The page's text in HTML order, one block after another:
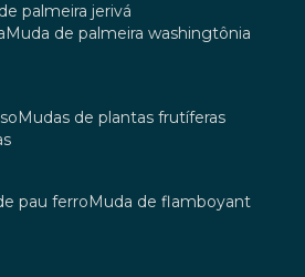
de palmeira jerivá
muda de palmeira washingtônia
mudas de plantas frutíferas
de pau ferro
muda de flamboyant